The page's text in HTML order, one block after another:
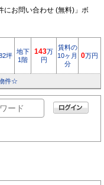
にお問い合わせ (無料)」ボ
坪
地下
1階
143万
円
賃料の
10ヶ月
分
0万円
件☆